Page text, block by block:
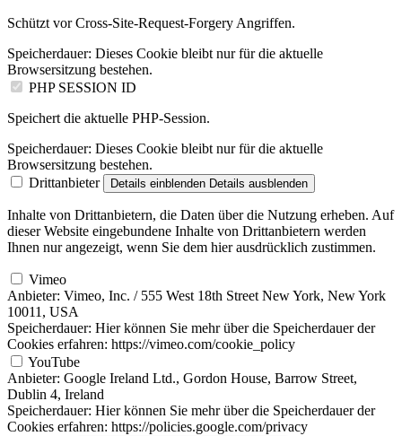
Schützt vor Cross-Site-Request-Forgery Angriffen.
Speicherdauer: Dieses Cookie bleibt nur für die aktuelle
Browsersitzung bestehen.
PHP SESSION ID
Speichert die aktuelle PHP-Session.
Speicherdauer: Dieses Cookie bleibt nur für die aktuelle
Browsersitzung bestehen.
Drittanbieter
Details einblenden Details ausblenden
Inhalte von Drittanbietern, die Daten über die Nutzung erheben. Auf
dieser Website eingebundene Inhalte von Drittanbietern werden
Ihnen nur angezeigt, wenn Sie dem hier ausdrücklich zustimmen.
Vimeo
Anbieter: Vimeo, Inc. / 555 West 18th Street New York, New York
10011, USA
Speicherdauer: Hier können Sie mehr über die Speicherdauer der
Cookies erfahren: https://vimeo.com/cookie_policy
YouTube
Anbieter: Google Ireland Ltd., Gordon House, Barrow Street,
Dublin 4, Ireland
Speicherdauer: Hier können Sie mehr über die Speicherdauer der
Cookies erfahren: https://policies.google.com/privacy